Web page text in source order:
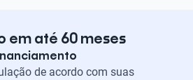
em até 60 meses
de acordo com suas